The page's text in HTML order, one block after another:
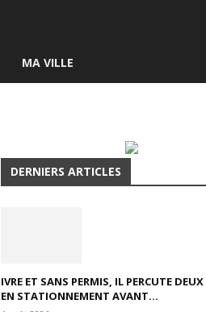
MA VILLE
DERNIERS ARTICLES
IVRE ET SANS PERMIS, IL PERCUTE
EN STATIONNEMENT AVANT...